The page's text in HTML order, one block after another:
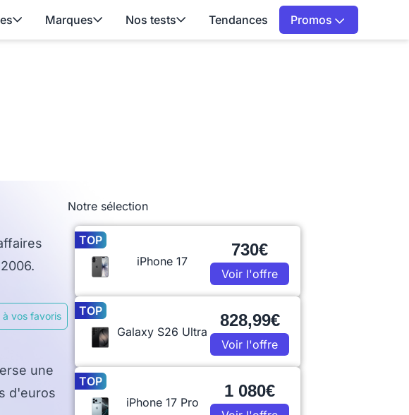
Marques Nos tests Tendances Promos
vos favoris
une
d'euros
Notre sélection
TOP
iPhone 17
730€
Voir l'offre
TOP
Galaxy S26 Ultra
828,99€
Voir l'offre
TOP
iPhone 17 Pro
1 080€